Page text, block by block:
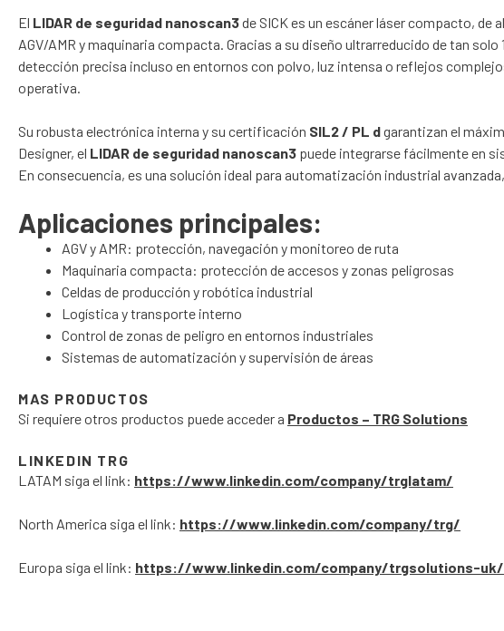
El LIDAR de seguridad nanoscan3de SICK es un escáner láser compacto,
AGV/AMR y maquinaria compacta. Gracias a su diseño ultrarreducido de tan
detección precisa incluso en entornos con polvo, luz intensa o reflejos
operativa.
Su robusta electrónica interna y su certificación SIL2 / PL dgarantizan el
Designer, el LIDAR de seguridad nanoscan3 puede integrarse fácilmente en
En consecuencia, es una solución ideal para automatización industrial
Aplicaciones principales:
AGV y AMR: protección, navegación y monitoreo de ruta
Maquinaria compacta: protección de accesos y zonas peligrosas
Celdas de producción y robótica industrial
Logística y transporte interno
Control de zonas de peligro en entornos industriales
Sistemas de automatización y supervisión de áreas
MAS PRODUCTOS
Si requiere otros productos puede acceder a Productos – TRG Solutions
LINKEDIN TRG
LATAM siga el link: https://www.linkedin.com/company/trglatam/
North America siga el link: https://www.linkedin.com/company/trg/
Europa siga el link: https://www.linkedin.com/company/trgsolutions-uk/